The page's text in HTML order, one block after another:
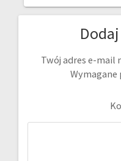
Twój adres e-mail
Wymagane